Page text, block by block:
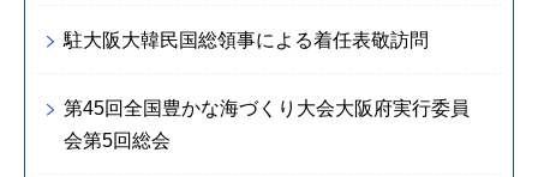
駐大阪大韓民国総領事による着任表敬訪問
第45回全国豊かな海づくり大会大阪府実行委員
会第5回総会